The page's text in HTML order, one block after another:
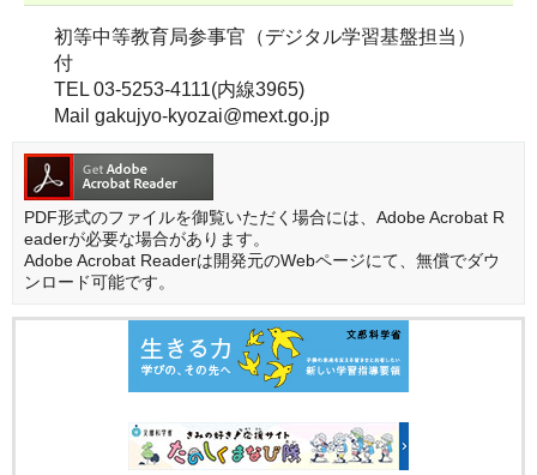
初等中等教育局参事官（デジタル学習基盤担当）
付
TEL 03-5253-4111(内線3965)
Mail gakujyo-kyozai@mext.go.jp
PDF形式のファイルを御覧いただく場合には、Adobe Acrobat R
eaderが必要な場合があります。
Adobe Acrobat Readerは開発元のWebページにて、無償でダウ
ンロード可能です。